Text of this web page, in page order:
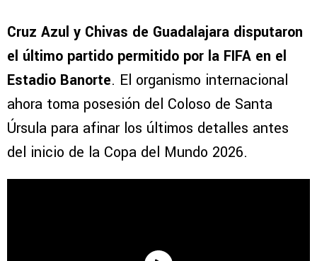
Cruz Azul y Chivas de Guadalajara disputaron
el último partido permitido por la FIFA en el
Estadio Banorte. El organismo internacional
ahora toma posesión del Coloso de Santa
Úrsula para afinar los últimos detalles antes
del inicio de la Copa del Mundo 2026.